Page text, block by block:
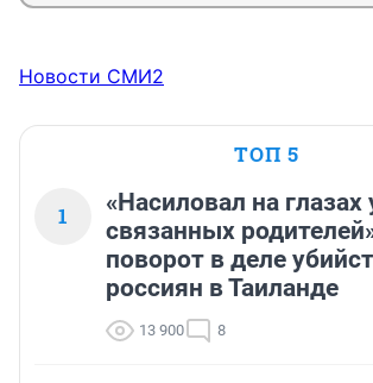
Новости СМИ2
ТОП 5
1
«Насиловал на глазах
связанных
поворот в деле
россиян в Таиланде
13 900 8